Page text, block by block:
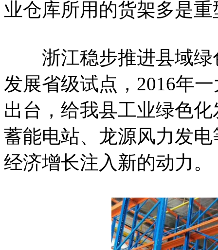
业仓库所用的货架多是
浙江稳步推进县域绿
发展省级试点，2016年
出台，给我县工业绿色
蓄能电站、龙源风力发
经济增长注入新的动力。